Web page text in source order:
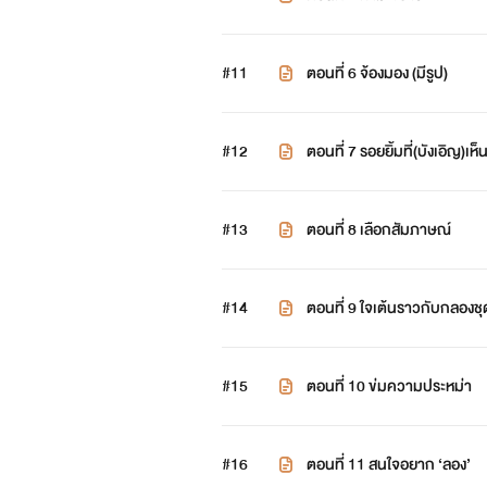
#11 ตอนที่ 6 จ้องมอง (มีรูป)
#12 ตอนที่ 7 รอยยิ้มที่(บังเอิญ)เห็น
#13 ตอนที่ 8 เลือกสัมภาษณ์
#14 ตอนที่ 9 ใจเต้นราวกับกลอง
#15 ตอนที่ 10 ข่มความประหม่า
#16 ตอนที่ 11 สนใจอยาก ‘ลอง’